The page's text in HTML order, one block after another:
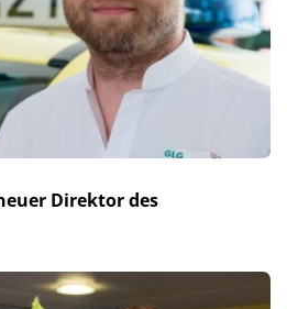
Direktor des